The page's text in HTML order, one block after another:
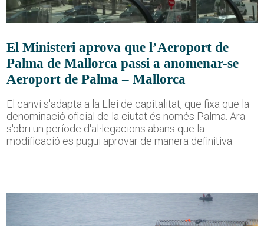
El Ministeri aprova que l’Aeroport de
Palma de Mallorca passi a anomenar-se
Aeroport de Palma – Mallorca
El canvi s'adapta a la Llei de capitalitat, que fixa que la
denominació oficial de la ciutat és només Palma. Ara
s'obri un període d'al·legacions abans que la
modificació es pugui aprovar de manera definitiva.